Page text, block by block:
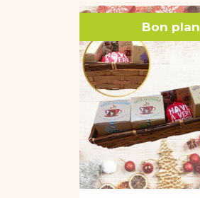
Bon plan